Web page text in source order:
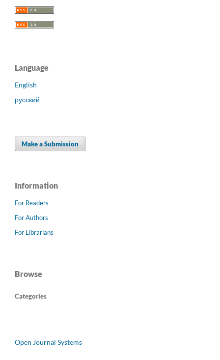
Language
English
русский
Make a Submission
Information
For Readers
For Authors
For Librarians
Browse
Categories
Open Journal Systems